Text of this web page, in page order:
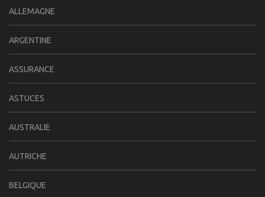
ALLEMAGNE
ARGENTINE
ASSURANCE
ASTUCES
AUSTRALIE
AUTRICHE
BELGIQUE